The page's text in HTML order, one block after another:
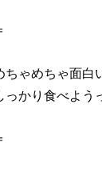
ちゃめちゃ面白
かり食べよう